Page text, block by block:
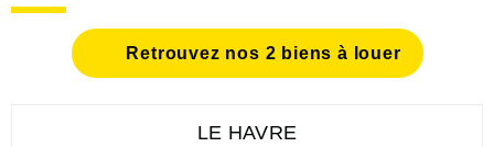
Retrouvez nos 2 biens à louer
LE HAVRE